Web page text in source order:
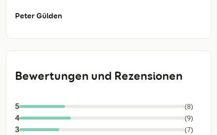
Bewertungen und Rezensionen
5 (8)
4 (9)
3 (7)
Peter Gülden